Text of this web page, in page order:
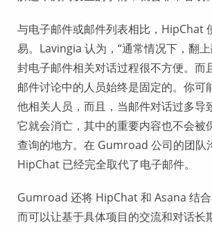
与电子邮件或邮件列表相比，HipChat
易。Lavingia 认为，“通常情况下，翻
封电子邮件相关对话过程很不方便。而
邮件讨论中的人员始终是固定的。你可
他相关人员，而且，当邮件对话过多导
它就会消亡，其中的重要内容也不会被
查询的地方。在 Gumroad 公司的团队
HipChat 已经完全取代了电子邮件。
Gumroad 还将 HipChat 和 Asana 结
而可以让基于具体项目的交流和对话长